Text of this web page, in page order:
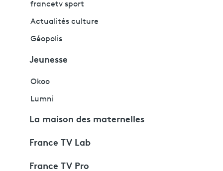
francetv sport
Actualités culture
Géopolis
Jeunesse
Okoo
Lumni
La maison des maternelles
France TV Lab
France TV Pro